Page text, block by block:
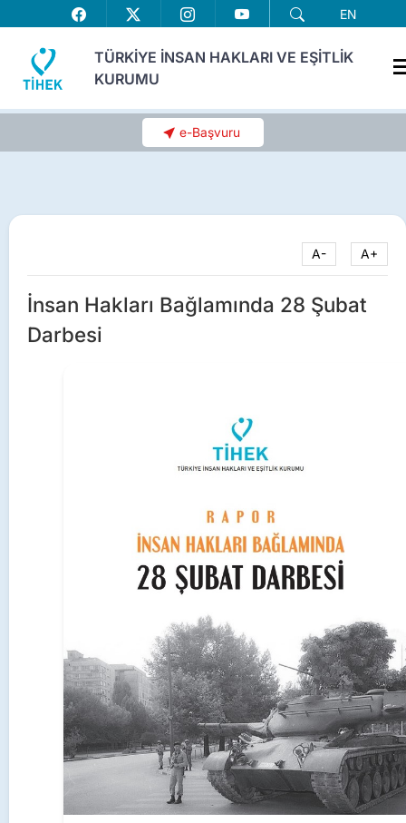
EN
TÜRKİYE İNSAN HAKLARI VE EŞİTLİK
KURUMU
e-Başvuru
A- A+
İnsan Hakları Bağlamında 28 Şubat
Darbesi